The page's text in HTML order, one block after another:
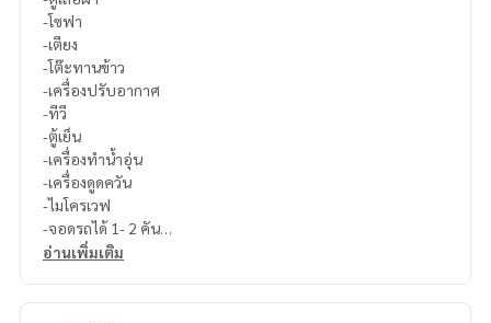
-โซฟา
-เตียง
-โต๊ะทานข้าว
-เครื่องปรับอากาศ
-ทีวี
-ตู้เย็น
-เครื่องทำน้ำอุ่น
-เครื่องดูดควัน
-ไมโครเวฟ
-จอดรถได้ 1- 2 คัน
อ่านเพิ่มเติม